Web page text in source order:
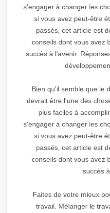
s'engager à changer les
si vous avez peut-être
passés, cet article est
conseils dont vous avez
succès à l'avenir.
Bien qu'il semble que le
devrait être l'une des
plus faciles à
s'engager à changer les
si vous avez peut-être
passés, cet article est
conseils dont vous avez
succès
Faites de votre mieux
travail. Mélanger le